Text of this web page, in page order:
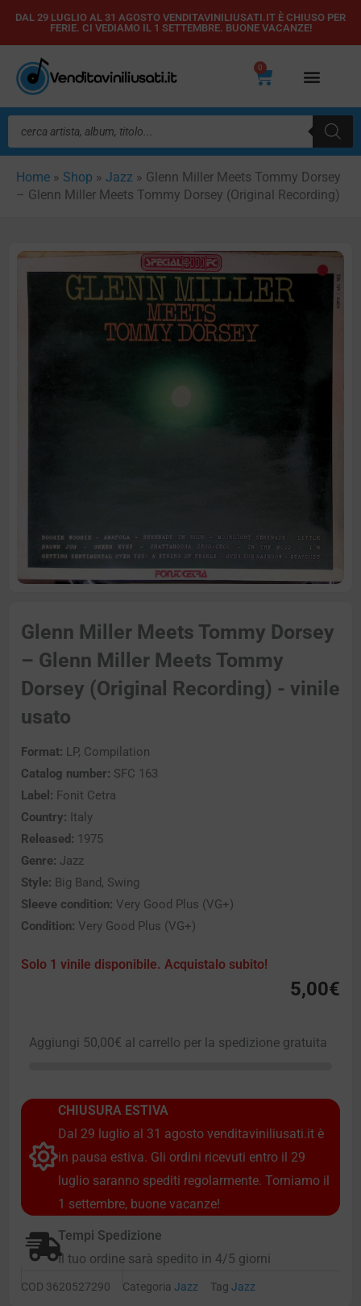
Vai
contenuto
DAL 29 LUGLIO AL 31 AGOSTO VENDITAVINILIUSATI.IT È CHIUSO PER
FERIE. CI VEDIAMO IL 1 SETTEMBRE. BUONE VACANZE!
0
Carrello
Ricerca
prodotti
Home » Shop » Jazz » Glenn Miller Meets Tommy Dorsey
– Glenn Miller Meets Tommy Dorsey (Original Recording)
Glenn Miller Meets Tommy Dorsey
– Glenn Miller Meets Tommy
Dorsey (Original Recording) - vinile
usato
Format: LP, Compilation
Catalog number: SFC 163
Label: Fonit Cetra
Country: Italy
Released: 1975
Genre: Jazz
Style: Big Band, Swing
Sleeve condition: Very Good Plus (VG+)
Condition: Very Good Plus (VG+)
Solo 1 vinile disponibile. Acquistalo subito!
5,00€
Aggiungi 50,00€ al carrello per la spedizione gratuita
CHIUSURA ESTIVA
Dal 29 luglio al 31 agosto venditaviniliusati.it è
in pausa estiva. Gli ordini ricevuti entro il 29
luglio saranno spediti regolarmente. Torniamo il
1 settembre, buone vacanze!
Tempi Spedizione
Il tuo ordine sarà spedito in 4/5 giorni
COD 3620527290 Categoria Jazz Tag Jazz